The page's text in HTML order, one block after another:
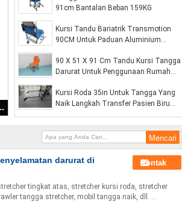
tangga dan koridor
91cm Bantalan Beban 159KG
Kursi Tandu Bariatrik Transmotion
90CM Untuk Paduan Aluminium
90 X 51 X 91 Cm Tandu Kursi Tangga
Darurat Untuk Penggunaan Rumah
Kursi Roda 35in Untuk Tangga Yang
Naik Langkah Transfer Pasien Biru
darurat di
Kontak
tingkat atas, stretcher kursi roda, stretcher
tangga stretcher, mobil tangga naik, dll. ...